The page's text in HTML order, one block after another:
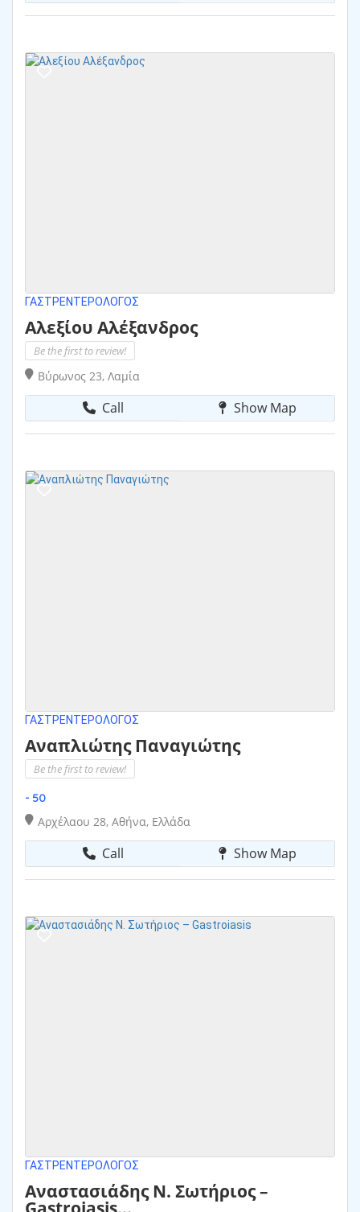
ΓΑΣΤΡΕΝΤΕΡΟΛΌΓΟΣ
Αλεξίου Αλέξανδρος
Be the first to review!
Βύρωνος 23, Λαμία
Call Show Map
ΓΑΣΤΡΕΝΤΕΡΟΛΌΓΟΣ
Αναπλιώτης Παναγιώτης
Be the first to review!
- 50
Αρχέλαου 28, Αθήνα, Ελλάδα
Call Show Map
ΓΑΣΤΡΕΝΤΕΡΟΛΌΓΟΣ
Αναστασιάδης Ν. Σωτήριος –